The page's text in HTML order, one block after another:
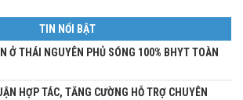
TIN NỔI BẬT
Ở THÁI NGUYÊN PHỦ SÓNG 100% BHYT TOÀN
HỢP TÁC, TĂNG CƯỜNG HỖ TRỢ CHUYÊN